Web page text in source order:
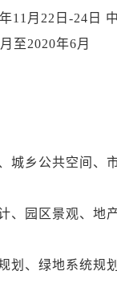
11月22日-24日
至2020年6月
城乡公共空间、
、园区景观、地
划、绿地系统规